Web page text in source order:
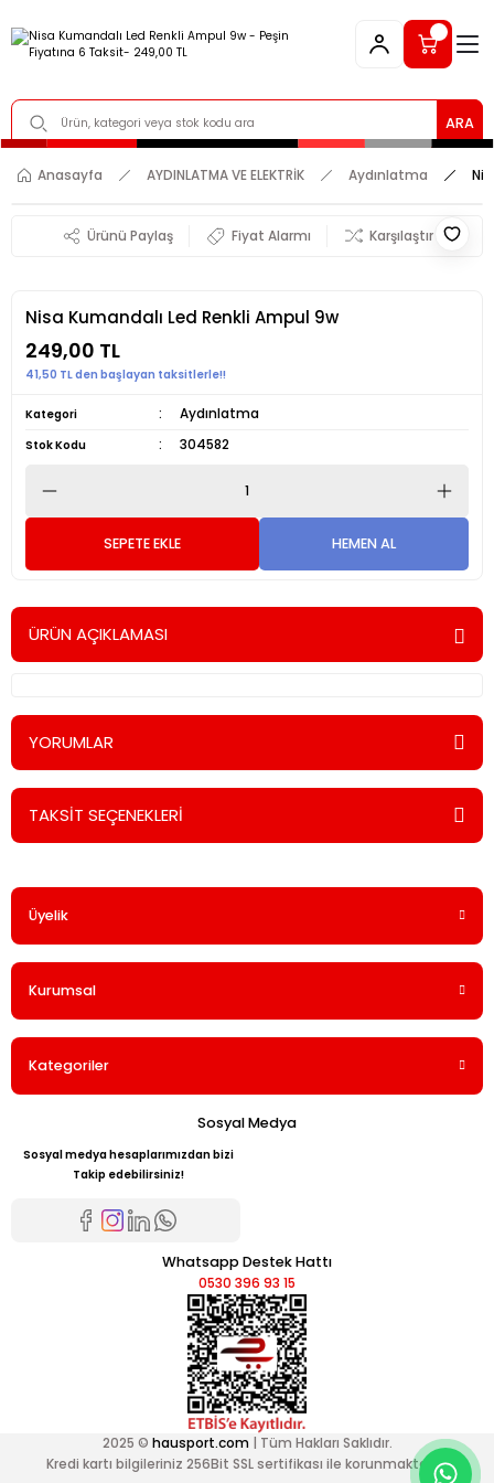
ARA
Anasayfa AYDINLATMA VE ELEKTRİK Aydınlatma
Ürünü Paylaş Fiyat Alarmı Karşılaştır
Nisa Kumandalı Led Renkli Ampul 9w
249,00 TL
41,50 TL den başlayan taksitlerle!!
Kategori Aydınlatma
Stok Kodu 304582
SEPETE EKLE HEMEN AL
ÜRÜN AÇIKLAMASI
YORUMLAR
Bu ürüne ilk yorumu siz yapın!
TAKSİT SEÇENEKLERİ
Üyelik
Kurumsal
Kategoriler
Sosyal Medya
Sosyal medya hesaplarımızdan bizi
Takip edebilirsiniz!
Whatsapp Destek Hattı
0530 396 93 15
2025 © hausport.com | Tüm Hakları Saklıdır.
Kredi kartı bilgileriniz 256Bit SSL sertifikası ile korunmaktadır.